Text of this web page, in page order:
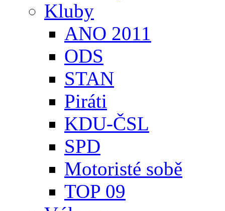
Kluby
ANO 2011
ODS
STAN
Piráti
KDU-ČSL
SPD
Motoristé sobě
TOP 09